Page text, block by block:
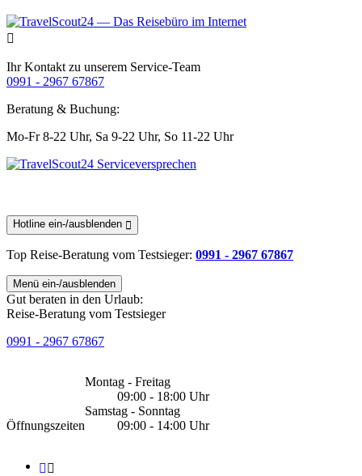
Ihr Kontakt zu unserem Service-Team
0991 - 2967 67867
Beratung & Buchung:
Mo-Fr 8-22 Uhr, Sa 9-22 Uhr, So 11-22 Uhr
Hotline ein-/ausblenden
Top Reise-Beratung vom Testsieger: 0991 - 2967 67867
Menü ein-/ausblenden
Gut beraten in den Urlaub:
Reise-Beratung vom Testsieger
0991 - 2967 67867
Öffnungszeiten
Montag - Freitag
09:00 - 18:00 Uhr
Samstag - Sonntag
09:00 - 14:00 Uhr